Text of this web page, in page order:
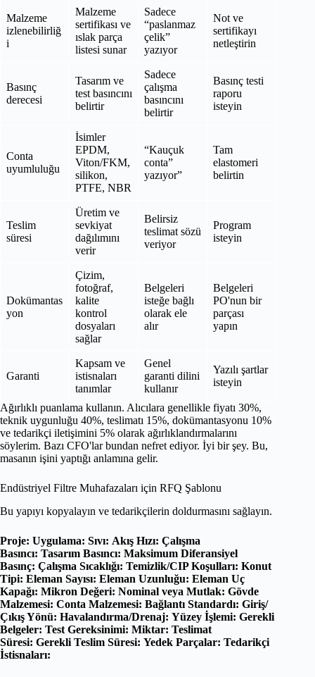
Malzeme
izlenebilirliğ
i
Malzeme
sertifikası ve
ıslak parça
listesi sunar
Sadece
“paslanmaz
çelik”
yazıyor
Not ve
sertifikayı
netleştirin
Basınç
derecesi
Tasarım ve
test basıncını
belirtir
Sadece
çalışma
basıncını
belirtir
Basınç testi
raporu
isteyin
Conta
uyumluluğu
İsimler
EPDM,
Viton/FKM,
silikon,
PTFE, NBR
“Kauçuk
conta”
yazıyor”
Tam
elastomeri
belirtin
Teslim
süresi
Üretim ve
sevkiyat
dağılımını
verir
Belirsiz
teslimat sözü
veriyor
Program
isteyin
Dokümantas
yon
Çizim,
fotoğraf,
kalite
kontrol
dosyaları
sağlar
Belgeleri
isteğe bağlı
olarak ele
alır
Belgeleri
PO'nun bir
parçası
yapın
Garanti
Kapsam ve
istisnaları
tanımlar
Genel
garanti dilini
kullanır
Yazılı şartlar
isteyin
Ağırlıklı puanlama kullanın. Alıcılara genellikle fiyatı 30%,
teknik uygunluğu 40%, teslimatı 15%, dokümantasyonu 10%
ve tedarikçi iletişimini 5% olarak ağırlıklandırmalarını
söylerim. Bazı CFO'lar bundan nefret ediyor. İyi bir şey. Bu,
masanın işini yaptığı anlamına gelir.
Endüstriyel Filtre Muhafazaları için RFQ Şablonu
Bu yapıyı kopyalayın ve tedarikçilerin doldurmasını sağlayın.
Proje: Uygulama: Sıvı: Akış Hızı: Çalışma
Basıncı: Tasarım Basıncı: Maksimum Diferansiyel
Basınç: Çalışma Sıcaklığı: Temizlik/CIP Koşulları: Konut
Tipi: Eleman Sayısı: Eleman Uzunluğu: Eleman Uç
Kapağı: Mikron Değeri: Nominal veya Mutlak: Gövde
Malzemesi: Conta Malzemesi: Bağlantı Standardı: Giriş/
Çıkış Yönü: Havalandırma/Drenaj: Yüzey İşlemi: Gerekli
Belgeler: Test Gereksinimi: Miktar: Teslimat
Süresi: Gerekli Teslim Süresi: Yedek Parçalar: Tedarikçi
İstisnaları: